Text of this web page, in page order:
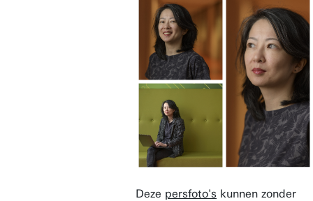
Deze persfoto's kunnen zonder